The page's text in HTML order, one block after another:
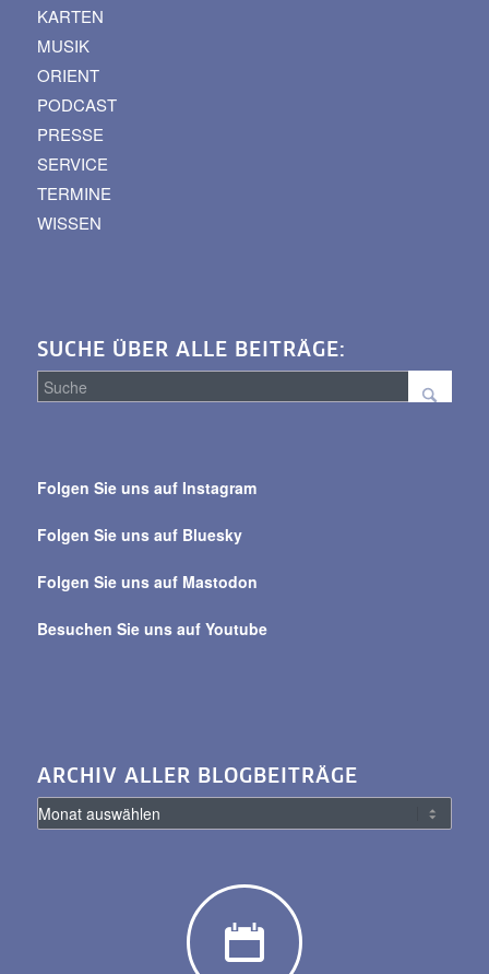
KARTEN
MUSIK
ORIENT
PODCAST
PRESSE
SERVICE
TERMINE
WISSEN
SUCHE ÜBER ALLE BEITRÄGE:
alle
Folgen Sie uns auf Instagram
Folgen Sie uns auf Bluesky
Folgen Sie uns auf Mastodon
Besuchen Sie uns auf Youtube
ARCHIV ALLER BLOGBEITRÄGE